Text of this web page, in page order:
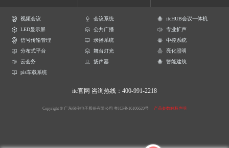
视频会议 会议系统
itcHUB会议一体机
LED显示屏
公共广播
专业扩声
信号传输管理
录播系统
中控系统
分布式平台
舞台灯光
亮化照明
云会务
扬声器
智能建筑
pis车载系统
itc官网 咨询热线：400-991-2218
Copyright © 广东保伦电子股份有限公司 粤ICP备16106620号 产品参数解释声明